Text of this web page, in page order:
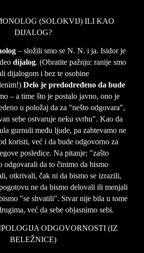
(SOLOKVIJ) ILI KAO
DIJALOG?
– složili smo se N. N. i ja. Isidor je
dijalog. (Obratite pažnju: ranije smo
dijalogom i bez te osobine
Delo je predodređeno da bude
– a time što je postalo javno, ono je
u položaj da za "nešto odgovara",
sebe ostvaruje neku svrhu". Kao da
gurnuli među ljude, pa zahtevamo ne
koristi, već i da bude odgovorno za
posledice. Na pitanje: "zašto
odgovarali da to činimo da bismo
otkrivali, čak ni da bismo se izrazili,
ne da bismo delovali ili menjali
"se shvatili". Stvar nije bila u tome
već da sebe objasnimo sebi.
ODGOVORNOSTI (IZ
BELEŽNICE)